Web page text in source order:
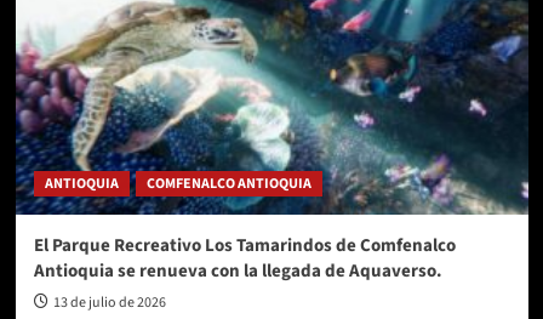
ANTIOQUIA COMFENALCO ANTIOQUIA
El Parque Recreativo Los Tamarindos de Comfenalco
Antioquia se renueva con la llegada de Aquaverso.
13 de julio de 2026